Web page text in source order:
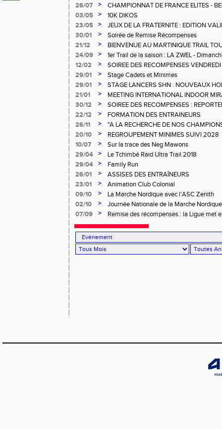
26/07
>
CHAMPIONNAT DE FRANCE ELITES -
MEDAILLES
03/05 >
10K DIKOS
23/05
>
JEUX DE LA FRATERNITE : EDITION
30/01
>
Soirée de Remise Récompenses
21/12
>
BIENVENUE AU MARTINIQUE TRAIL
24/09
>
1er Trail de la saison : LA ZWEL -
12/02
>
SOIREE DES RECOMPENSES
29/01
>
Stage Cadets et Minimes
29/01
>
STAGE LANCERS SHN : NOUVEAUX
21/01
>
MEETING INTERNATIONAL INDOOR
30/12
>
SOIREE DES RECOMPENSES :
2021
22/12 >
FORMATION DES ENTRAINEURS
26/11
>
"A LA RECHERCHE DE NOS
20/10
>
REGROUPEMENT MINIMES SUIVI 2028
10/07
>
Sur la trace des Neg Mawons
29/04
>
Le Tchimbé Raid Ultra Trail 2018
29/04
>
Family Run
26/01
>
ASSISES DES ENTRAÎNEURS
23/01
>
Animation Club Colonial
09/10
>
La Marche Nordique avec l'ASC Zenith
02/10
>
Journée Nationale de la Marche Nordique
07/09
> Remise des récompenses : la Ligue met